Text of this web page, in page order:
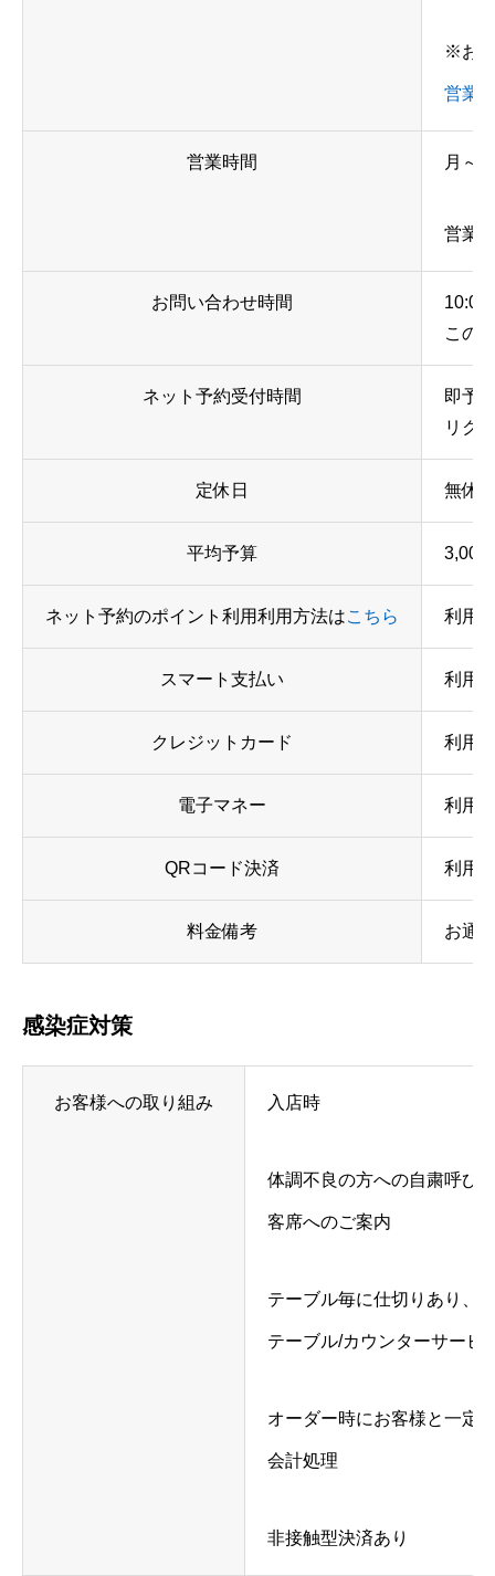
※お
営業
営業時間 月～
営業
お問い合わせ時間
10:00
この
ネット予約受付時間
即予
リク
定休日 無休
平均予算
ネット予約のポイント利用利用方法はこちら 利用
スマート支払い 利用
クレジットカード 利用
電子マネー 利用
QRコード決済 利用
料金備考 お通
感染症対策
お客様への取り組み 入店時
体調不良の方への自粛呼び
客席へのご案内
テーブル毎に仕切りあり、
テーブル/カウンターサービ
オーダー時にお客様と一定
会計処理
非接触型決済あり